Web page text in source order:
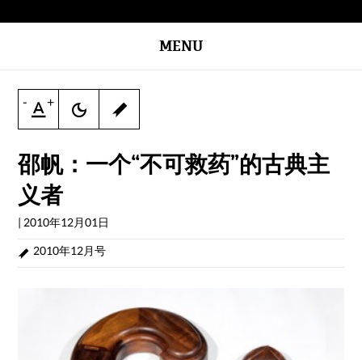
MENU
- +
邵帆：一个“不可救药”的古典主
义者
| 2010年12月01日
2010年12月号